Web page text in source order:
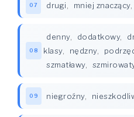
07 drugi, mniej znaczący,
08
denny, dodatkowy,
klasy, nędzny,
szmatławy,
09 niegroźny,